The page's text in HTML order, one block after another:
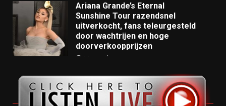
Ariana Grande’s Eternal
Sunshine Tour razendsnel
uitverkocht, fans teleurgesteld
door wachtrijen en hoge
doorverkoopprijzen
11 months ago